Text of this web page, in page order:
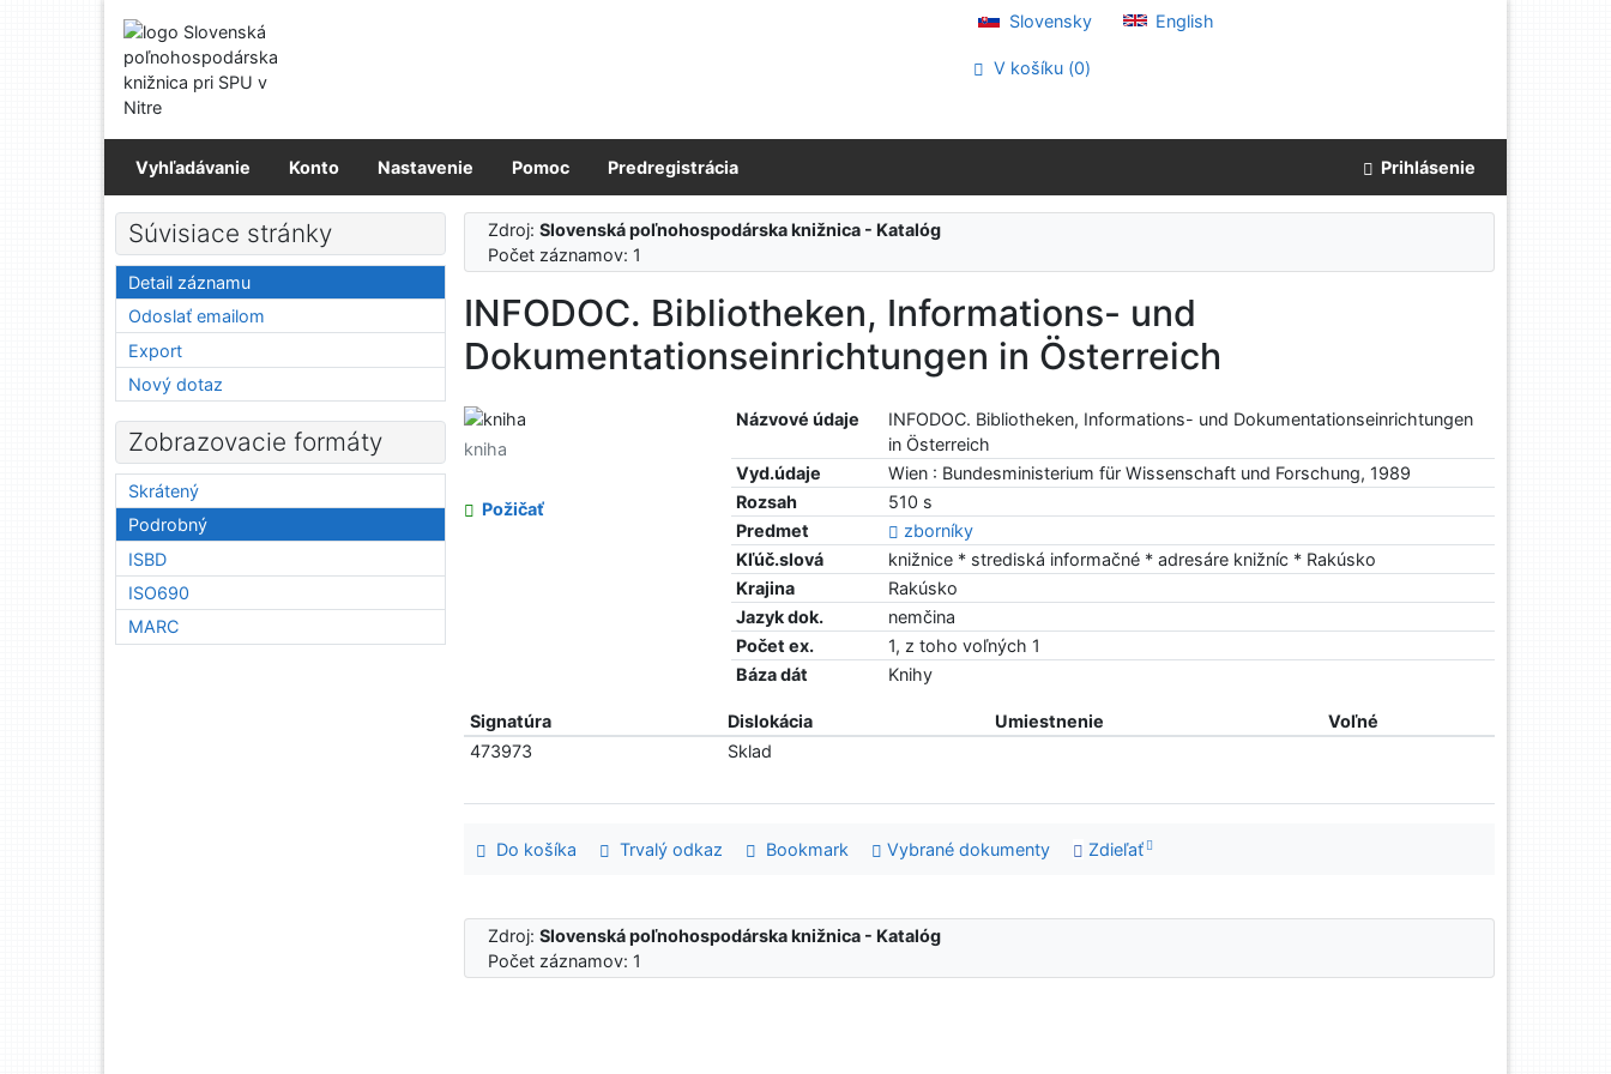
Prejsť na menu
Prehlásenie o webovej prístupnosti
Slovensky English
V košíku (0)
Vyhľadávanie Konto Nastavenie Pomoc Predregistrácia Prihlásenie
Zdroj:Slovenská poľnohospodárska knižnica - Katalóg
Počet záznamov: 1
INFODOC. Bibliotheken, Informations- und
Dokumentationseinrichtungen in Österreich
Názvové údaje
INFODOC. Bibliotheken, Informations- und Dokumentationseinrichtungen
in Österreich
Vyd.údaje
Wien : Bundesministerium für Wissenschaft und Forschung, 1989
Rozsah
510 s
Predmet
zborníky
Kľúč.slová
knižnice * strediská informačné * adresáre knižníc * Rakúsko
Krajina
Rakúsko
Jazyk dok.
nemčina
Počet ex.
1, z toho voľných 1
Báza dát
Knihy
kniha
Požičať
Signatúra Dislokácia Umiestnenie
Voľné
473973
Sklad
Do košíka Trvalý odkaz Bookmark Vybrané dokumenty Zdieľať
Zdroj:Slovenská poľnohospodárska knižnica - Katalóg
Počet záznamov: 1
Súvisiace stránky
Detail záznamu
Odoslať emailom
Export
Nový dotaz
Zobrazovacie formáty
Skrátený
Podrobný
ISBD
ISO690
MARC